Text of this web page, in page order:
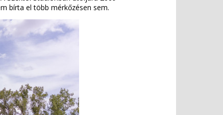
bírta el több mérkőzésen sem.